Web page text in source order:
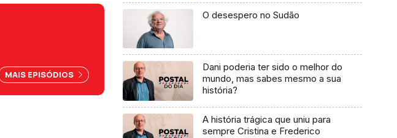
MAIS EPISÓDIOS
O desespero no Sudão
Dani poderia ter sido o melhor do
mundo, mas sabes mesmo a sua
história?
A história trágica que uniu para
sempre Cristina e Frederico